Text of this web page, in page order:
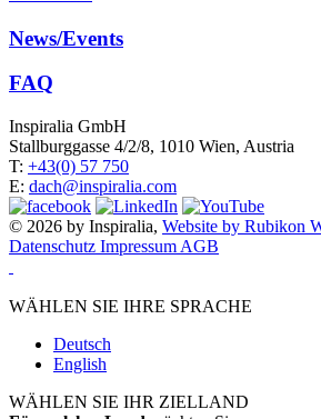
News/Events
FAQ
Inspiralia GmbH
Stallburggasse 4/2/8, 1010 Wien, Austria
T: +43(0) 57 750
E: dach@inspiralia.com
© 2026 by Inspiralia, Website by Rubikon
Datenschutz Impressum AGB
WÄHLEN SIE IHRE SPRACHE
Deutsch
English
WÄHLEN SIE IHR ZIELLAND